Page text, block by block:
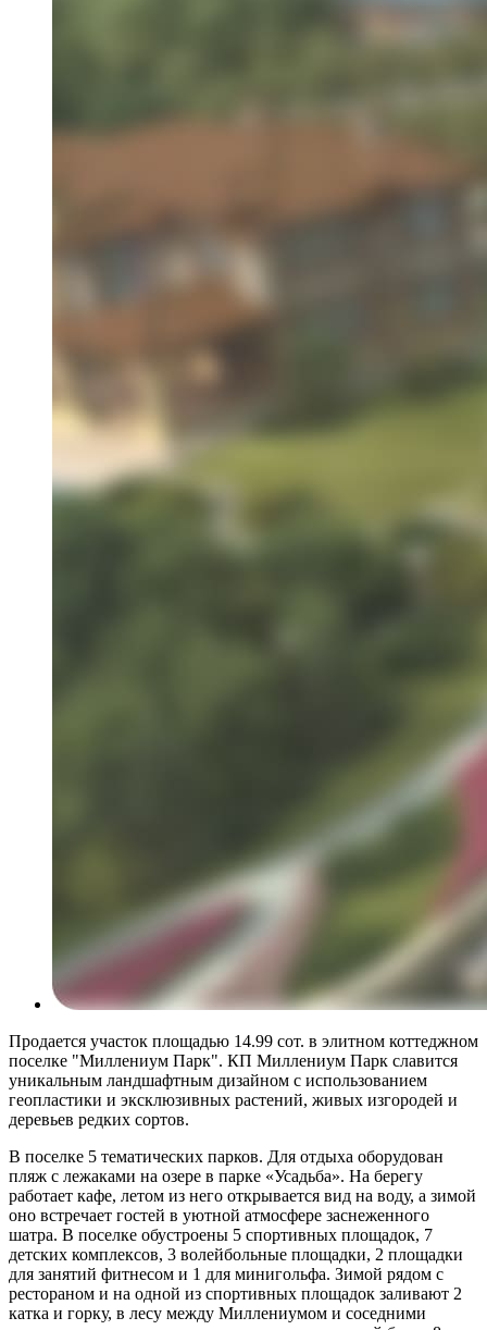
Продается участок площадью 14.99 сот. в элитном коттеджном
поселке "Миллениум Парк". КП Миллениум Парк славится
уникальным ландшафтным дизайном с использованием
геопластики и эксклюзивных растений, живых изгородей и
деревьев редких сортов.
В поселке 5 тематических парков. Для отдыха оборудован
пляж с лежаками на озере в парке «Усадьба». На берегу
работает кафе, летом из него открывается вид на воду, а зимой
оно встречает гостей в уютной атмосфере заснеженного
шатра. В поселке обустроены 5 спортивных площадок, 7
детских комплексов, 3 волейбольные площадки, 2 площадки
для занятий фитнесом и 1 для минигольфа. Зимой рядом с
рестораном и на одной из спортивных площадок заливают 2
катка и горку, в лесу между Миллениумом и соседними